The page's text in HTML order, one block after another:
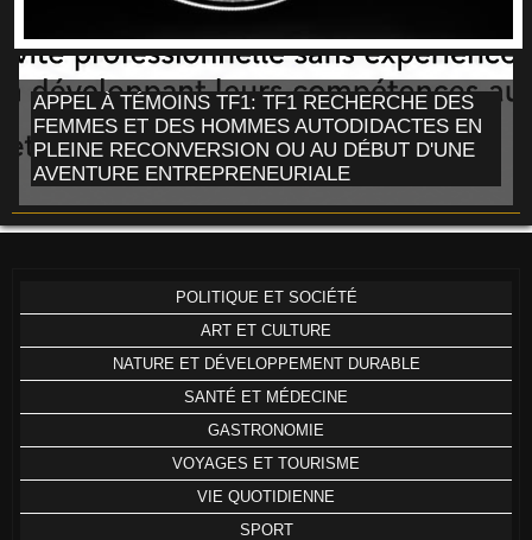
APPEL À TÉMOINS TF1: TF1 RECHERCHE DES
FEMMES ET DES HOMMES AUTODIDACTES EN
PLEINE RECONVERSION OU AU DÉBUT D'UNE
AVENTURE ENTREPRENEURIALE
POLITIQUE ET SOCIÉTÉ
ART ET CULTURE
NATURE ET DÉVELOPPEMENT DURABLE
SANTÉ ET MÉDECINE
GASTRONOMIE
VOYAGES ET TOURISME
VIE QUOTIDIENNE
SPORT